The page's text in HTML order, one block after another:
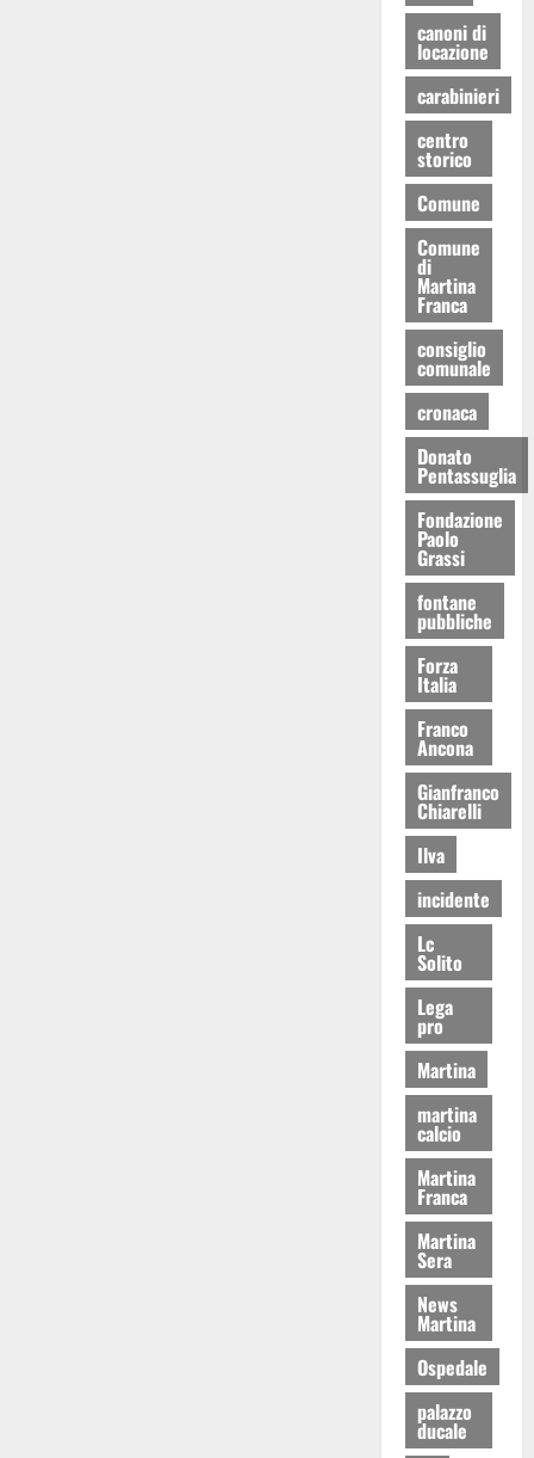
canoni di
locazione
carabinieri
centro
storico
Comune
Comune
di
Martina
Franca
consiglio
comunale
cronaca
Donato
Pentassuglia
Fondazione
Paolo
Grassi
fontane
pubbliche
Forza
Italia
Franco
Ancona
Gianfranco
Chiarelli
Ilva
incidente
Lc
Solito
Lega
pro
Martina
martina
calcio
Martina
Franca
Martina
Sera
News
Martina
Ospedale
palazzo
ducale